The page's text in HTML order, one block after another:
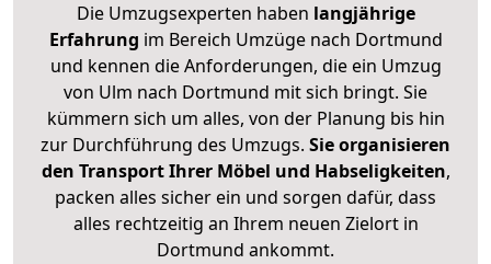
Die Umzugsexperten haben langjährige
Erfahrung im Bereich Umzüge nach Dortmund
und kennen die Anforderungen, die ein Umzug
von Ulm nach Dortmund mit sich bringt. Sie
kümmern sich um alles, von der Planung bis hin
zur Durchführung des Umzugs. Sie organisieren
den Transport Ihrer Möbel und Habseligkeiten,
packen alles sicher ein und sorgen dafür, dass
alles rechtzeitig an Ihrem neuen Zielort in
Dortmund ankommt.